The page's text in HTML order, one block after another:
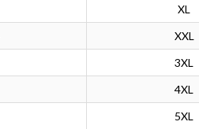
XL
XXL
3XL
4XL
5XL